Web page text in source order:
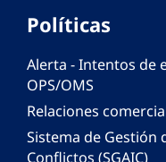
Políticas
Alerta - Intentos de
OPS/OMS
Relaciones
Sistema de Gestión
Conflictos (SGAIC)